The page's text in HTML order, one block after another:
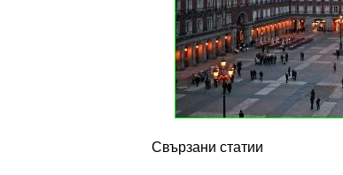
Свързани статии